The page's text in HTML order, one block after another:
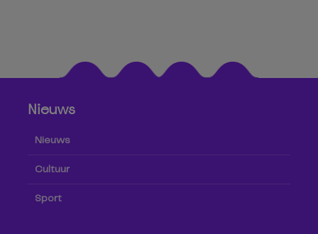
Nieuws
Nieuws
Cultuur
Sport